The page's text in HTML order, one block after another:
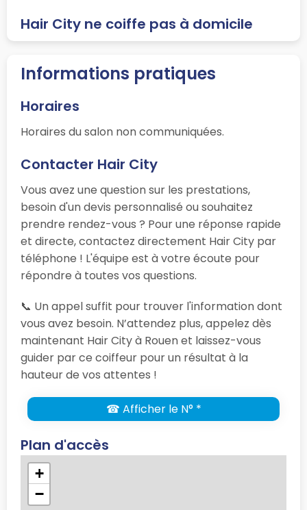
Hair City ne coiffe pas à domicile
Informations pratiques
Horaires
Horaires du salon non communiquées.
Contacter Hair City
Vous avez une question sur les prestations,
besoin d'un devis personnalisé ou souhaitez
prendre rendez-vous ? Pour une réponse rapide
et directe, contactez directement Hair City par
téléphone ! L'équipe est à votre écoute pour
répondre à toutes vos questions.
📞 Un appel suffit pour trouver l'information dont
vous avez besoin. N’attendez plus, appelez dès
maintenant Hair City à Rouen et laissez-vous
guider par ce coiffeur pour un résultat à la
hauteur de vos attentes !
☎ Afficher le N° *
Plan d'accès
+
−